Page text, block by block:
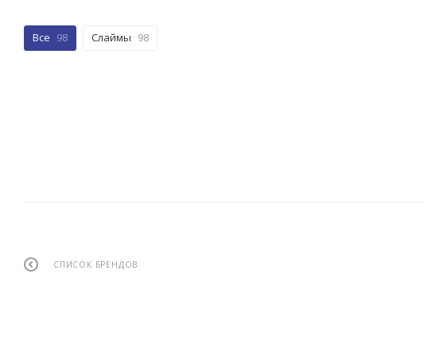
Все 98 Слаймы 98
СПИСОК БРЕНДОВ